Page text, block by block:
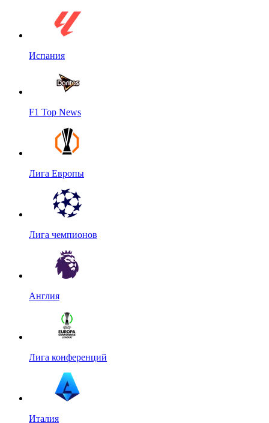
Испания
F1 Top News
Лига Европы
Лига чемпионов
Англия
Лига конференций
Италия